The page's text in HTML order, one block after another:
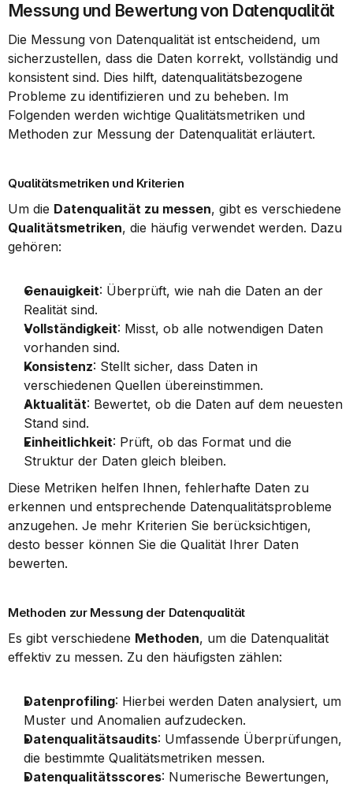
Messung und Bewertung von Datenqualität
Die Messung von Datenqualität ist entscheidend, um
sicherzustellen, dass die Daten korrekt, vollständig und
konsistent sind. Dies hilft, datenqualitätsbezogene
Probleme zu identifizieren und zu beheben. Im
Folgenden werden wichtige Qualitätsmetriken und
Methoden zur Messung der Datenqualität erläutert.
Qualitätsmetriken und Kriterien
Um die Datenqualität zu messen
Qualitätsmetriken, die häufig verwendet werden. Dazu
gehören:
Genauigkeit: Überprüft, wie nah die Daten an der
Realität sind.
Vollständigkeit: Misst, ob alle notwendigen Daten
vorhanden sind.
Konsistenz: Stellt sicher, dass Daten in
verschiedenen Quellen übereinstimmen.
Aktualität: Bewertet, ob die Daten auf dem neuesten
Stand sind.
Einheitlichkeit: Prüft, ob das Format und die
Struktur der Daten gleich bleiben.
Diese Metriken helfen Ihnen, fehlerhafte Daten zu
erkennen und entsprechende Datenqualitätsprobleme
anzugehen. Je mehr Kriterien Sie berücksichtigen,
desto besser können Sie die Qualität Ihrer Daten
bewerten.
Methoden zur Messung der Datenqualität
Es gibt verschiedene Methoden, um die Datenqualität
effektiv zu messen. Zu den häufigsten zählen:
Datenprofiling: Hierbei werden Daten analysiert, um
Muster und Anomalien aufzudecken.
Datenqualitätsaudits: Umfassende Überprüfungen,
die bestimmte Qualitätsmetriken messen.
Datenqualitätsscores: Numerische Bewertungen,